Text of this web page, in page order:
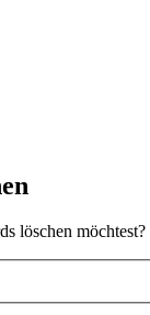
löschen möchtest?